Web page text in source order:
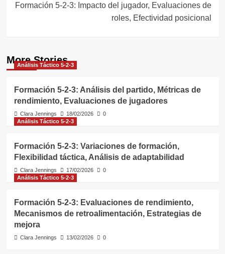
Formación 5-2-3: Impacto del jugador, Evaluaciones de
roles, Efectividad posicional
More Stories
Análisis Táctico 5-2-3
Formación 5-2-3: Análisis del partido, Métricas de
rendimiento, Evaluaciones de jugadores
Clara Jennings 18/02/2026
0
Análisis Táctico 5-2-3
Formación 5-2-3: Variaciones de formación,
Flexibilidad táctica, Análisis de adaptabilidad
Clara Jennings 17/02/2026
0
Análisis Táctico 5-2-3
Formación 5-2-3: Evaluaciones de rendimiento,
Mecanismos de retroalimentación, Estrategias de
mejora
Clara Jennings 13/02/2026 0